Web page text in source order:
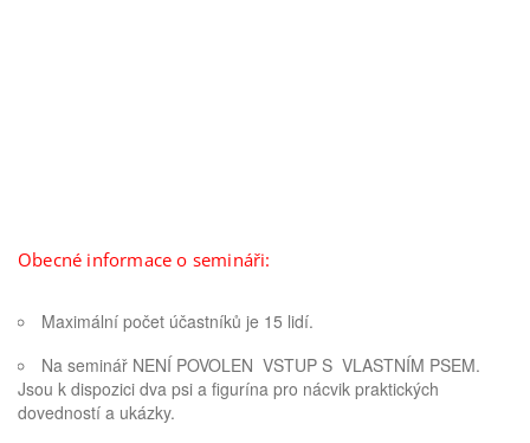
Obecné informace o semináři:
Maximální počet účastníků je 15 lidí.
Na seminář NENÍ POVOLEN VSTUP S VLASTNÍM PSEM.
Jsou k dispozici dva psi a figurína pro nácvik praktických
dovedností a ukázky.